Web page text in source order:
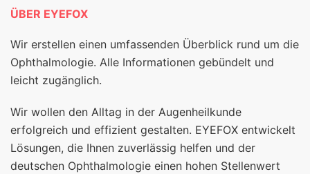
ÜBER EYEFOX
Wir erstellen einen umfassenden Überblick rund um die
Ophthalmologie. Alle Informationen gebündelt und
leicht zugänglich.
Wir wollen den Alltag in der Augenheilkunde
erfolgreich und effizient gestalten. EYEFOX entwickelt
Lösungen, die Ihnen zuverlässig helfen und der
deutschen Ophthalmologie einen hohen Stellenwert